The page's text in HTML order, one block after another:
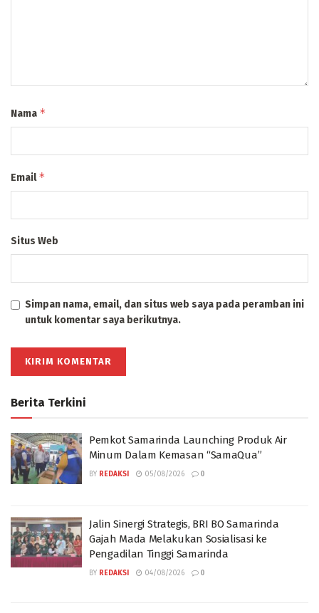
Nama *
Email*
Situs Web
Simpan nama, email, dan situs web saya pada peramban ini
untuk komentar saya berikutnya.
Berita Terkini
Pemkot Samarinda Launching Produk Air
Minum Dalam Kemasan “SamaQua”
BY REDAKSI 05/08/2026 0
Jalin Sinergi Strategis, BRI BO Samarinda
Gajah Mada Melakukan Sosialisasi ke
Pengadilan Tinggi Samarinda
BY REDAKSI 04/08/2026 0